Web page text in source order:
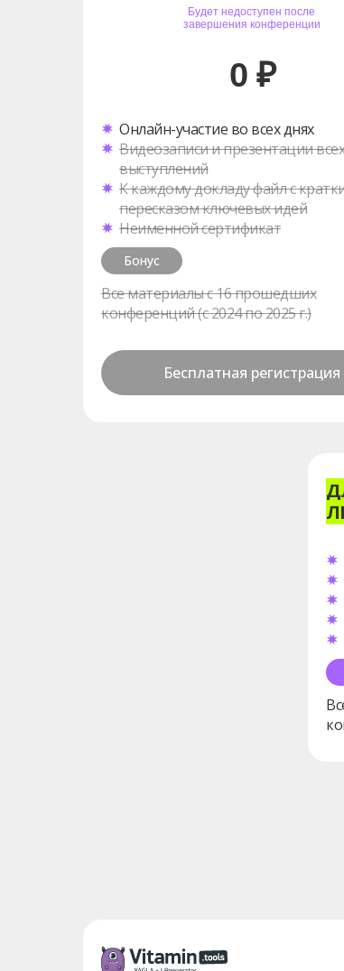
Бонус
Все материалы с 16 прошедших
конференций (с 2024 по 2025 г.)
Онлайн-участие во всех днях
Видеозаписи и презентации всех
выступлений
К каждому докладу файл с
пересказом ключевых идей
Неименной сертификат
Будет недоступен после
завершения конференции
0 ₽
Бесплатная регистрация